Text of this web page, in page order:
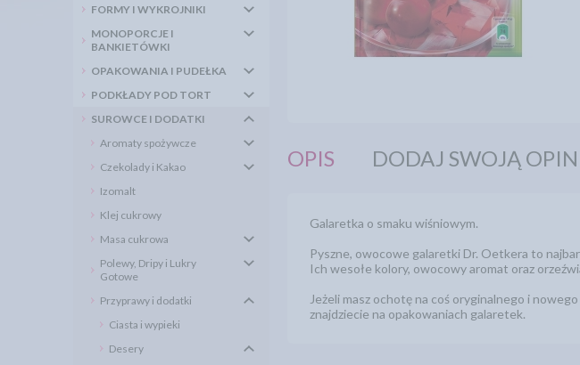
FORMY I WYKROJNIKI
MONOPORCJE I
BANKIETÓWKI
OPAKOWANIA I PUDEŁKA
PODKŁADY POD TORT
SUROWCE I DODATKI
Aromaty spożywcze
Czekolady i Kakao
Izomalt
Klej cukrowy
Masa cukrowa
Polewy, Dripy i Lukry
Gotowe
Przyprawy i dodatki
Ciasta i wypieki
Desery
OPIS DODAJ SWOJĄ
Galaretka o smaku wiśniowym.
Pyszne, owocowe galaretki Dr. Oetkera to
Ich wesołe kolory, owocowy aromat oraz
Jeżeli masz ochotę na coś oryginalnego i
znajdziecie na opakowaniach galaretek.